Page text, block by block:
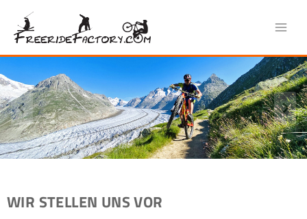
Inhalt
springen
WIR STELLEN UNS VOR